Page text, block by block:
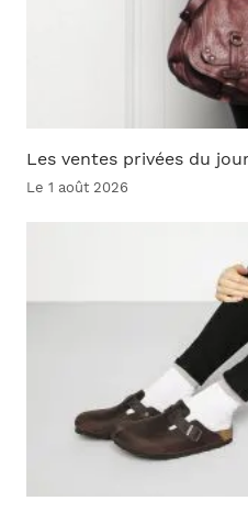
Les ventes privées du
Le 1 août 2026